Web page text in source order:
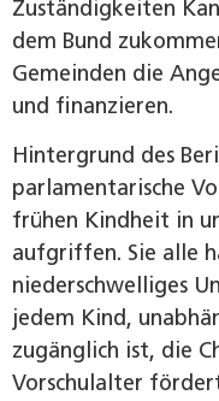
Zuständigkeiten
dem Bund
Gemeinden die
und finanzieren.
Hintergrund des
parlamentarische
frühen Kindheit in
aufgriffen. Sie alle
niederschwelliges
jedem Kind,
zugänglich ist, die
Vorschulalter